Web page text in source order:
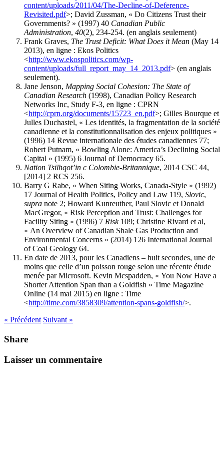
content/uploads/2011/04/The-Decline-of-Deference-
Revisited.pdf>; David Zussman, « Do Citizens Trust their
Governments? » (1997) 40 Canadian Public
Administration, 40(2), 234-254. (en anglais seulement)
Frank Graves, The Trust Deficit: What Does it Mean (May 14
2013), en ligne : Ekos Politics
<http://www.ekospolitics.com/wp-
content/uploads/full_report_may_14_2013.pdf> (en anglais
seulement).
Jane Jenson, Mapping Social Cohesion: The State of
Canadian Research (1998), Canadian Policy Research
Networks Inc, Study F-3, en ligne : CPRN
<http://cprn.org/documents/15723_en.pdf>; Gilles Bourque et
Julles Duchastel, « Les identités, la fragmentation de la société
canadienne et la constitutionnalisation des enjeux politiques »
(1996) 14 Revue internationale des études canadiennes 77;
Robert Putnam, « Bowling Alone: America’s Declining Social
Capital » (1995) 6 Journal of Democracy 65.
Nation Tsilhqot’in c Colombie-Britannique, 2014 CSC 44,
[2014] 2 RCS 256.
Barry G Rabe, « When Siting Works, Canada-Style » (1992)
17 Journal of Health Politics, Policy and Law 119, Slovic,
supra note 2; Howard Kunreuther, Paul Slovic et Donald
MacGregor, « Risk Perception and Trust: Challenges for
Facility Siting » (1996) 7 Risk109; Christine Rivard et al,
« An Overview of Canadian Shale Gas Production and
Environmental Concerns » (2014) 126 International Journal
of Coal Geology 64.
En date de 2013, pour les Canadiens – huit secondes, une de
moins que celle d’un poisson rouge selon une récente étude
menée par Microsoft. Kevin Mcspadden, « You Now Have a
Shorter Attention Span than a Goldfish » Time Magazine
Online (14 mai 2015) en ligne : Time
<http://time.com/3858309/attention-spans-goldfish/>.
« Précédent Suivant »
Share
Laisser un commentaire